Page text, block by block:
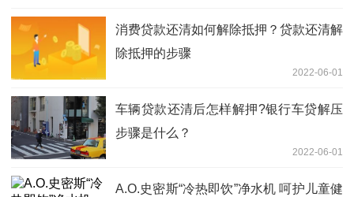
消费贷款还清如何解除抵押？贷款还清解
除抵押的步骤
2022-06-01
车辆贷款还清后怎样解押?银行车贷解压
步骤是什么？
2022-06-01
A.O.史密斯“冷热即饮”净水机 呵护儿童健